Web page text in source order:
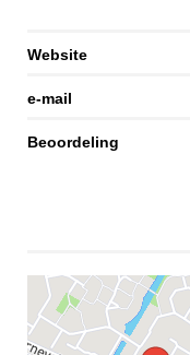
Website
e-mail
Beoordeling